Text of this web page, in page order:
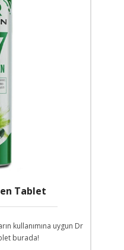
Tablet
kullanımına uygun Dr
burada!